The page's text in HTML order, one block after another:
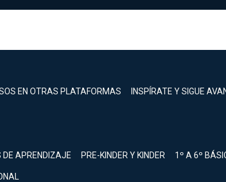
EN OTRAS PLATAFORMAS INSPÍRATE Y SIGUE
DE APRENDIZAJE PRE-KINDER Y KINDER 1º A 6º